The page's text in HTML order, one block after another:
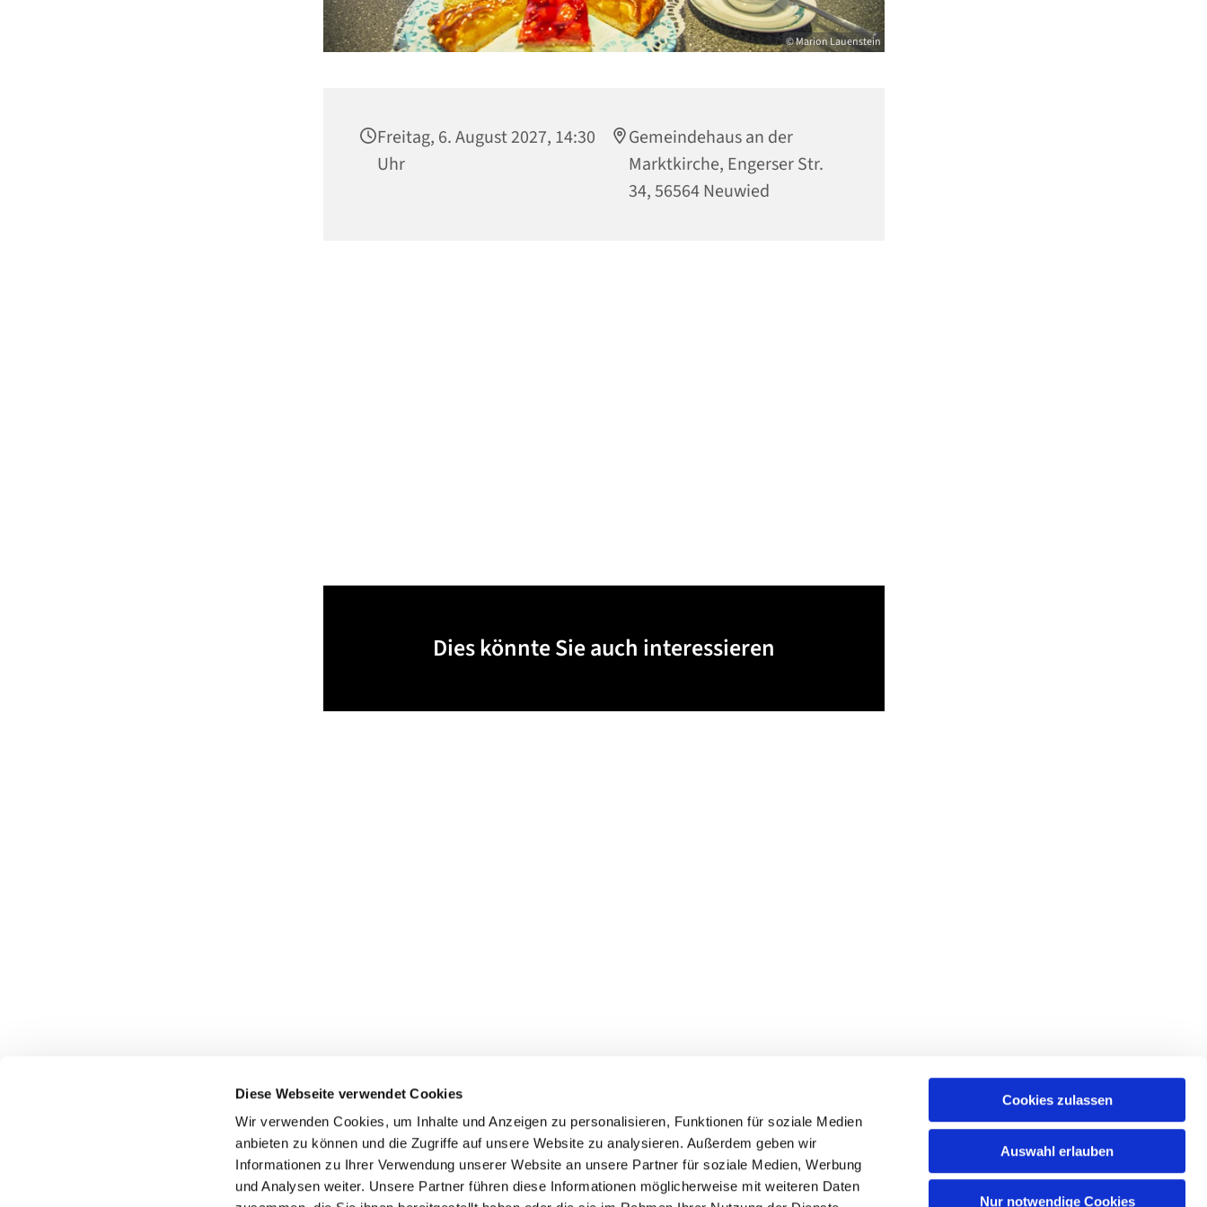
Diese Webseite verwendet Cookies
Wir verwenden Cookies, um Inhalte und Anzeigen zu personalisieren, Funktionen für soziale Medien
anbieten zu können und die Zugriffe auf unsere Website zu analysieren. Außerdem geben wir
Informationen zu Ihrer Verwendung unserer Website an unsere Partner für soziale Medien, Werbung
und Analysen weiter. Unsere Partner führen diese Informationen möglicherweise mit weiteren Daten
Cookies zulassen
Auswahl erlauben
Nur notwendige Cookies
© Marion Lauenstein
Freitag, 6. August 2027, 14:30
Uhr
Gemeindehaus an der
Marktkirche, Engerser Str.
34, 56564 Neuwied
Dies könnte Sie auch interessieren